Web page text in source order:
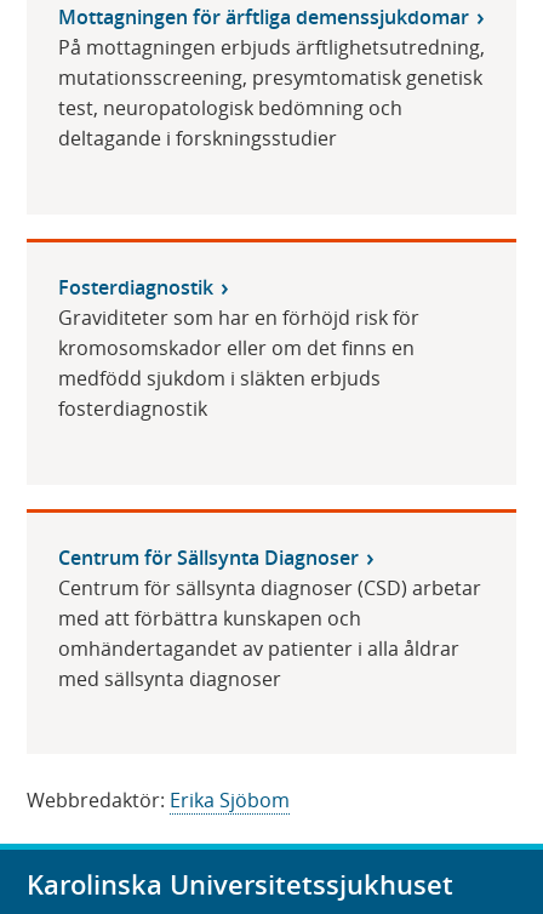
Mottagningen för ärftliga demenssjukdomar
På mottagningen erbjuds ärftlighetsutredning,
mutationsscreening, presymtomatisk genetisk
test, neuropatologisk bedömning och
deltagande i forskningsstudier
Fosterdiagnostik
Graviditeter som har en förhöjd risk för
kromosomskador eller om det finns en
medfödd sjukdom i släkten erbjuds
fosterdiagnostik
Centrum för Sällsynta Diagnoser
Centrum för sällsynta diagnoser (CSD) arbetar
med att förbättra kunskapen och
omhändertagandet av patienter i alla åldrar
med sällsynta diagnoser
Webbredaktör: Erika Sjöbom
Karolinska Universitetssjukhuset